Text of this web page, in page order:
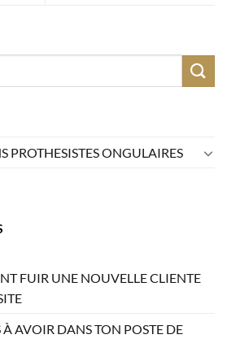
PROTHESISTES ONGULAIRES
FUIR UNE NOUVELLE CLIENTE
À AVOIR DANS TON POSTE DE